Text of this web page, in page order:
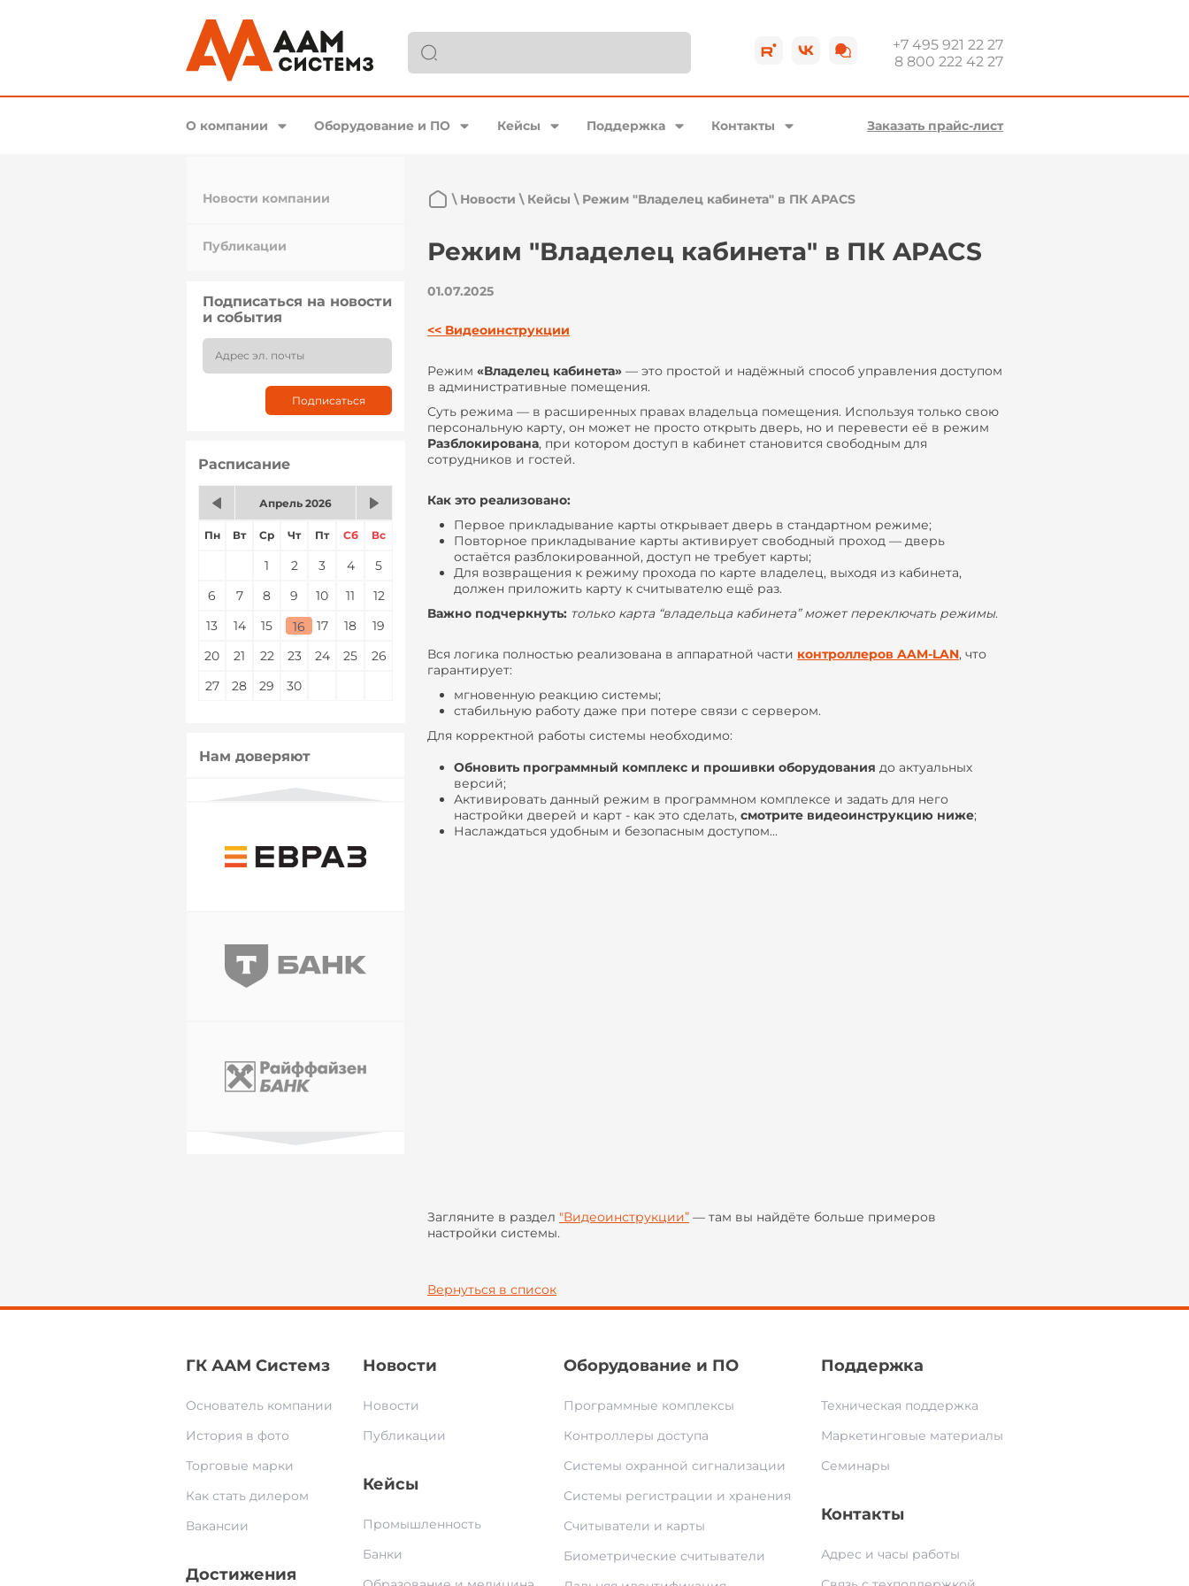
+7 495 921 22 27
8 800 222 42 27
О компании Оборудование и ПО Кейсы Поддержка Контакты Заказать прайс-лист
Новости компании
Публикации
Подписаться на новости
и события
Расписание
Апрель 2026
Пн Вт Ср Чт Пт Сб Вс
1 2 3 4
5
6
7 8 9 10 11
12
13
14 15 16
16 17 18
19
20
21 22 23 24 25
26
27
28 29 30
Нам доверяют
\ Новости \ Кейсы \ Режим "Владелец кабинета" в ПК APACS
Режим "Владелец кабинета" в ПК APACS
01.07.2025
<< Видеоинструкции
Режим «Владелец кабинета» — это простой и надёжный способ управления доступом
в административные помещения.
Суть режима — в расширенных правах владельца помещения. Используя только свою
персональную карту, он может не просто открыть дверь, но и перевести её в режим
Разблокирована, при котором доступ в кабинет становится свободным для
сотрудников и гостей.
Как это реализовано:
Первое прикладывание карты открывает дверь в стандартном режиме;
Повторное прикладывание карты активирует свободный проход — дверь
остаётся разблокированной, доступ не требует карты;
Для возвращения к режиму прохода по карте владелец, выходя из кабинета,
должен приложить карту к считывателю ещё раз.
Важно подчеркнуть: только карта “владельца кабинета” может переключать режимы.
Вся логика полностью реализована в аппаратной части контроллеров AAM-LAN, что
гарантирует:
мгновенную реакцию системы;
стабильную работу даже при потере связи с сервером.
Для корректной работы системы необходимо:
Обновить программный комплекс и прошивки оборудования до актуальных
версий;
Активировать данный режим в программном комплексе и задать для него
настройки дверей и карт - как это сделать, смотрите видеоинструкцию ниже;
Наслаждаться удобным и безопасным доступом...
Загляните в раздел "Видеоинструкции” — там вы найдёте больше примеров
настройки системы.
Вернуться в список
ГК ААМ Системз
Основатель компании
История в фото
Торговые марки
Как стать дилером
Вакансии
Достижения
Новости
Новости
Публикации
Кейсы
Промышленность
Банки
Оборудование и ПО
Программные комплексы
Контроллеры доступа
Системы охранной сигнализации
Системы регистрации и хранения
Считыватели и карты
Биометрические считыватели
Поддержка
Техническая поддержка
Маркетинговые материалы
Семинары
Контакты
Адрес и часы работы